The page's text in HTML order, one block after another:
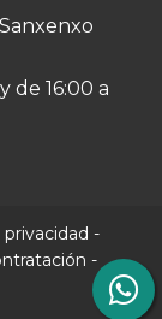
de 16:00 a
-
-